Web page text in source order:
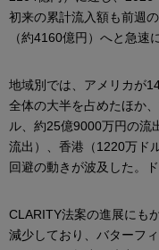
初来の累計流入額も前週
（約4160億円）へと急速
地域別では、アメリカが
全体の大半を占めたほか
ル、約25億9000万円の流
流出）、香港（1220万ド
回避の動きが波及した。
CLARITY法案の進展にも
減少しており、バターフ